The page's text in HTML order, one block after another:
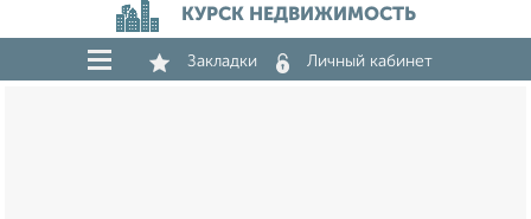
КУРСК НЕДВИЖИМОСТЬ
Закладки Личный кабинет